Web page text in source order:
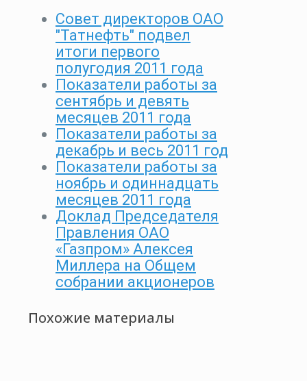
Совет директоров ОАО
"Татнефть" подвел
итоги первого
полугодия 2011 года
Показатели работы за
сентябрь и девять
месяцев 2011 года
Показатели работы за
декабрь и весь 2011 год
Показатели работы за
ноябрь и одиннадцать
месяцев 2011 года
Доклад Председателя
Правления ОАО
«Газпром» Алексея
Миллера на Общем
собрании акционеров
Похожие материалы